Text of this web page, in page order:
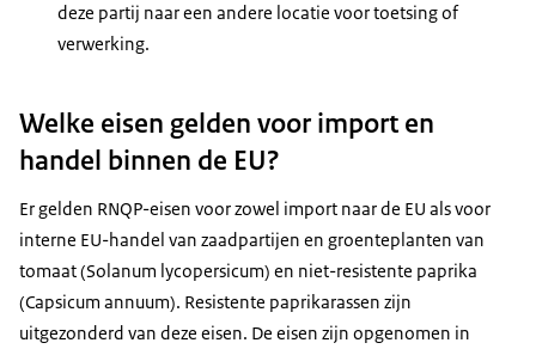
deze partij naar een andere locatie voor toetsing of
verwerking.
Welke eisen gelden voor import en
handel binnen de EU?
Er gelden RNQP-eisen voor zowel import naar de EU als voor
interne EU-handel van zaadpartijen en groenteplanten van
tomaat (Solanum lycopersicum) en niet-resistente paprika
(Capsicum annuum). Resistente paprikarassen zijn
uitgezonderd van deze eisen. De eisen zijn opgenomen in